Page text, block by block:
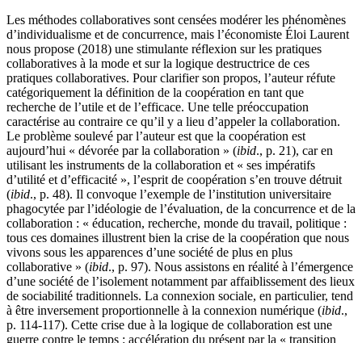
Les méthodes collaboratives sont censées modérer les phénomènes
d’individualisme et de concurrence, mais l’économiste Éloi Laurent
nous propose (2018) une stimulante réflexion sur les pratiques
collaboratives à la mode et sur la logique destructrice de ces
pratiques collaboratives. Pour clarifier son propos, l’auteur réfute
catégoriquement la définition de la coopération en tant que
recherche de l’utile et de l’efficace. Une telle préoccupation
caractérise au contraire ce qu’il y a lieu d’appeler la collaboration.
Le problème soulevé par l’auteur est que la coopération est
aujourd’hui « dévorée par la collaboration » (ibid., p. 21), car en
utilisant les instruments de la collaboration et « ses impératifs
d’utilité et d’efficacité », l’esprit de coopération s’en trouve détruit
(ibid., p. 48). Il convoque l’exemple de l’institution universitaire
phagocytée par l’idéologie de l’évaluation, de la concurrence et de la
collaboration : « éducation, recherche, monde du travail, politique :
tous ces domaines illustrent bien la crise de la coopération que nous
vivons sous les apparences d’une société de plus en plus
collaborative » (ibid., p. 97). Nous assistons en réalité à l’émergence
d’une société de l’isolement notamment par affaiblissement des lieux
de sociabilité traditionnels. La connexion sociale, en particulier, tend
à être inversement proportionnelle à la connexion numérique (ibid.,
p. 114-117). Cette crise due à la logique de collaboration est une
guerre contre le temps : accélération du présent par la « transition